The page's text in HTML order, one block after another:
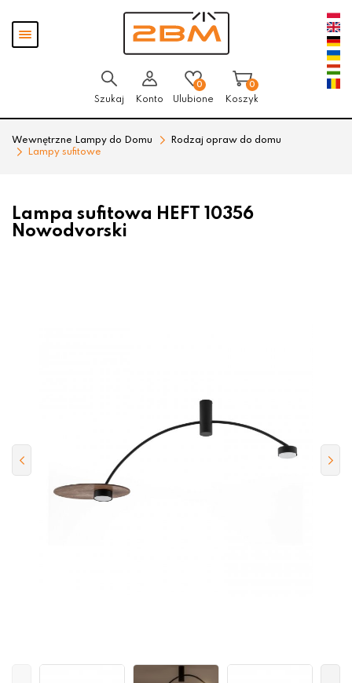
Pokaż
menu
Szukaj Konto
0
Ulubione
0
Koszyk
Wewnętrzne Lampy do Domu
Rodzaj opraw do domu
Lampy sufitowe
Lampa sufitowa HEFT 10356
Nowodvorski